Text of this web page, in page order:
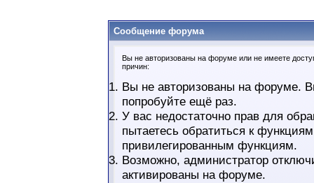
Сообщение форума
Вы не авторизованы на форуме или не имеете
причин:
Вы не авторизованы на форуме.
попробуйте ещё раз.
У вас недостаточно прав для
пытаетесь обратиться к
привилегированным функциям.
Возможно, администратор
активированы на форуме.